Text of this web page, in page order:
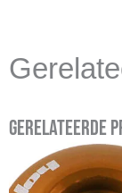
Gerelateerde